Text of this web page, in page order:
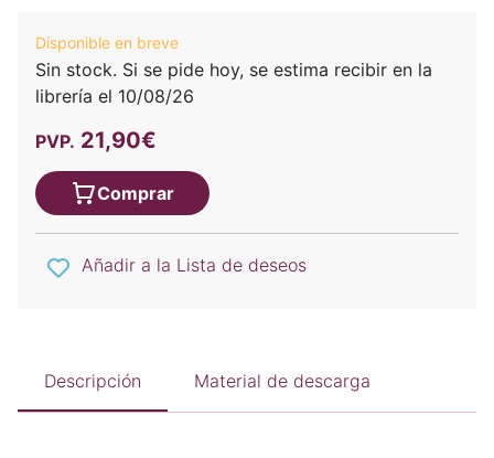
Disponible en breve
Sin stock. Si se pide hoy, se estima recibir en la
librería el 10/08/26
PVP. 21,90€
Comprar
Añadir a la Lista de deseos
Descripción Material de descarga